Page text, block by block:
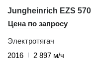
Jungheinrich EZS
Цена по запросу
Электротягач
2016
2 897 м/ч